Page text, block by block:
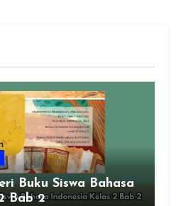
Buku Siswa Bahasa
Bab 2